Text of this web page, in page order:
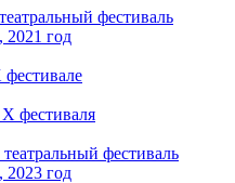
фестиваль
2021 год
фестиваля
фестиваль
2023 год